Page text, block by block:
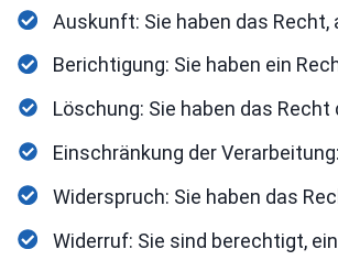
Auskunft: Sie haben das
Berichtigung: Sie haben ein
Löschung: Sie haben das
Einschränkung der
Widerspruch: Sie haben das
Widerruf: Sie sind berechtigt,